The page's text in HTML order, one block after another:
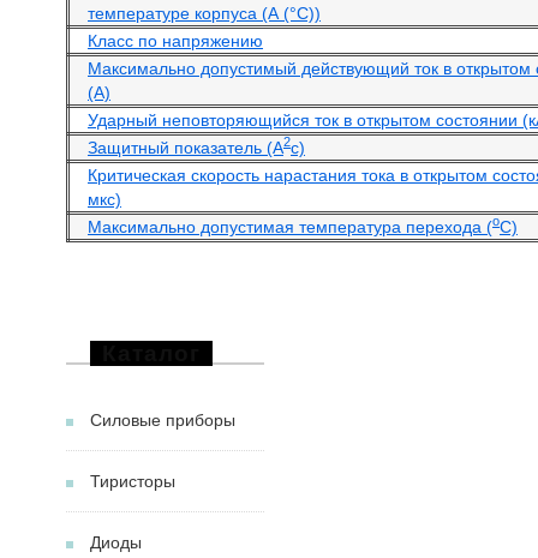
температуре корпуса (А (°С))
Класс по напряжению
Максимально допустимый действующий ток в открытом
(А)
Ударный неповторяющийся ток в открытом состоянии
Защитный показатель (А2с)
Критическая скорость нарастания тока в открытом
мкс)
Максимально допустимая температура перехода (oС)
Силовые приборы
Тиристоры
Диоды